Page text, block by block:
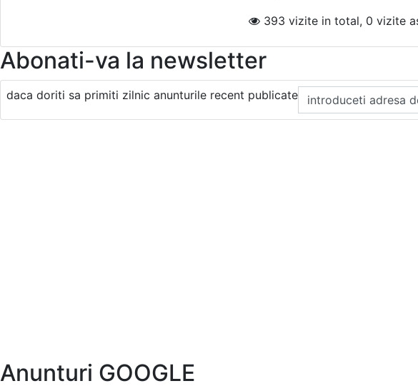
393 vizite in total, 0 vizite
Abonati-va la newsletter
daca doriti sa primiti zilnic anunturile recent publicate
Anunturi GOOGLE